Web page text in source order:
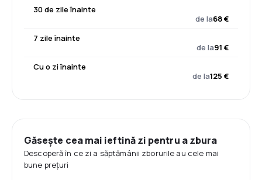
30 de zile înainte
de la68 €
7 zile înainte
de la91 €
Cu o zi înainte
de la125 €
Găsește cea mai ieftină zi pentru a zbura
Descoperă în ce zi a săptămânii zborurile au cele mai
bune prețuri